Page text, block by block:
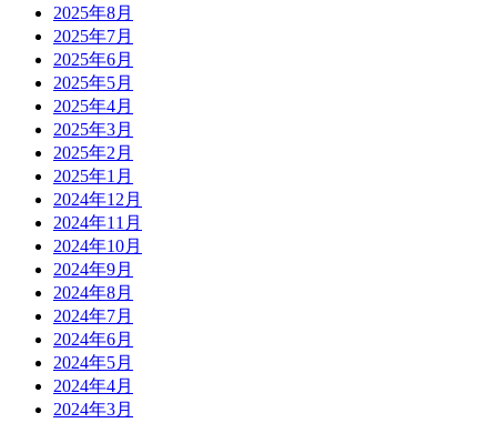
2025年8月
2025年7月
2025年6月
2025年5月
2025年4月
2025年3月
2025年2月
2025年1月
2024年12月
2024年11月
2024年10月
2024年9月
2024年8月
2024年7月
2024年6月
2024年5月
2024年4月
2024年3月